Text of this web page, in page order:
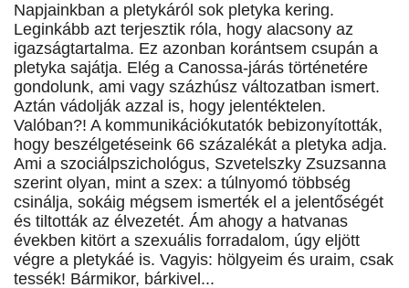
Napjainkban a pletykáról sok pletyka kering.
Leginkább azt terjesztik róla, hogy alacsony az
igazságtartalma. Ez azonban korántsem csupán a
pletyka sajátja. Elég a Canossa-járás történetére
gondolunk, ami vagy százhúsz változatban ismert.
Aztán vádolják azzal is, hogy jelentéktelen.
Valóban?! A kommunikációkutatók bebizonyították,
hogy beszélgetéseink 66 százalékát a pletyka adja.
Ami a szociálpszichológus, Szvetelszky Zsuzsanna
szerint olyan, mint a szex: a túlnyomó többség
csinálja, sokáig mégsem ismerték el a jelentőségét
és tiltották az élvezetét. Ám ahogy a hatvanas
években kitört a szexuális forradalom, úgy eljött
végre a pletykáé is. Vagyis: hölgyeim és uraim, csak
tessék! Bármikor, bárkivel...